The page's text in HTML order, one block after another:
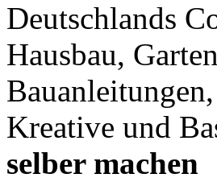
Deutschlands
Hausbau,
Kreative und
selber machen